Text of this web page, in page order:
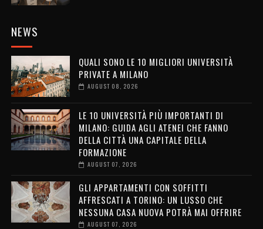
NEWS
QUALI SONO LE 10 MIGLIORI UNIVERSITÀ
PRIVATE A MILANO
AUGUST 08, 2026
LE 10 UNIVERSITÀ PIÙ IMPORTANTI DI
MILANO: GUIDA AGLI ATENEI CHE FANNO
DELLA CITTÀ UNA CAPITALE DELLA
FORMAZIONE
AUGUST 07, 2026
GLI APPARTAMENTI CON SOFFITTI
AFFRESCATI A TORINO: UN LUSSO CHE
NESSUNA CASA NUOVA POTRÀ MAI OFFRIRE
AUGUST 07, 2026